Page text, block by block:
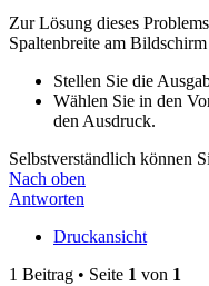
Zur Lösung dieses
Spaltenbreite am
Stellen Sie die
Wählen Sie in den
den Ausdruck.
Selbstverständlich können
Nach oben
Antworten
Druckansicht
1 Beitrag • Seite 1 von 1